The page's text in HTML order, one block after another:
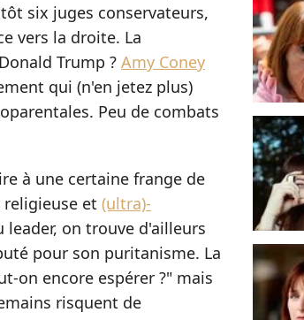
six juges conservateurs,
vers la droite. La
Trump ? Amy Coney
qui (n'en jetez plus)
Peu de combats
à une certaine frange de
et (ultra)-
on trouve d'ailleurs
pour son puritanisme. La
on encore espérer ?" mais
risquent de